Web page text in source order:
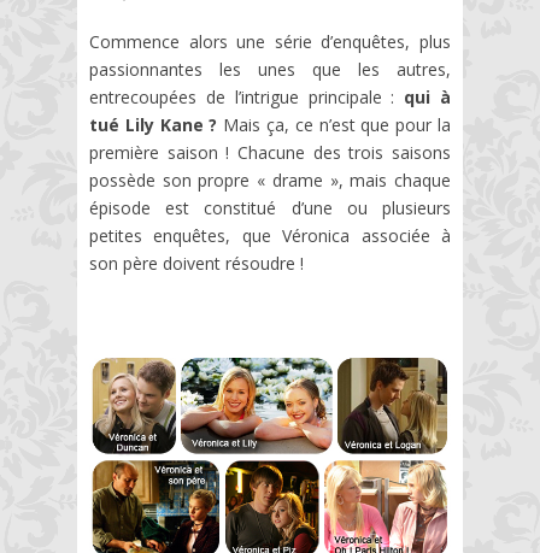
Commence alors une série d’enquêtes, plus
passionnantes les unes que les autres,
entrecoupées de l’intrigue principale : qui à
tué Lily Kane ? Mais ça, ce n’est que pour la
première saison ! Chacune des trois saisons
possède son propre « drame », mais chaque
épisode est constitué d’une ou plusieurs
petites enquêtes, que Véronica associée à
son père doivent résoudre !